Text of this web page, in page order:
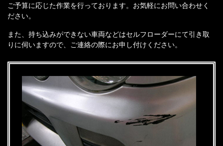
ご予算に応じた作業を行っております。お気軽にお問い合わせく
ださい。
また、持ち込みができない車両などはセルフローダーにて引き取
りに伺いますので、ご連絡の際にお申し付けください。